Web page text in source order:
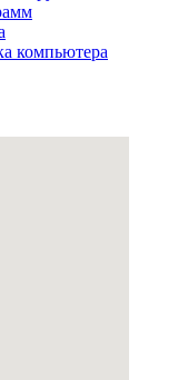
компьютера